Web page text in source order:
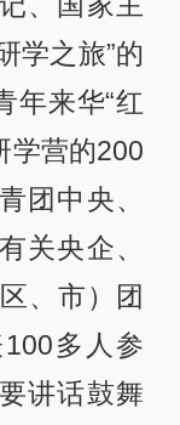
学之旅”的
年来华“红
学营的200
团中央、
关央企、
、市）团
多人参
讲话鼓舞